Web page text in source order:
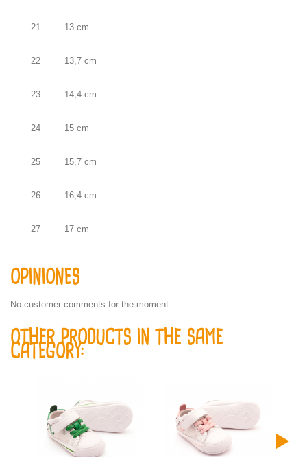
21 13 cm
22 13,7 cm
23 14,4 cm
24 15 cm
25 15,7 cm
26 16,4 cm
27 17 cm
OPINIONES
No customer comments for the moment.
OTHER PRODUCTS IN THE SAME
CATEGORY: